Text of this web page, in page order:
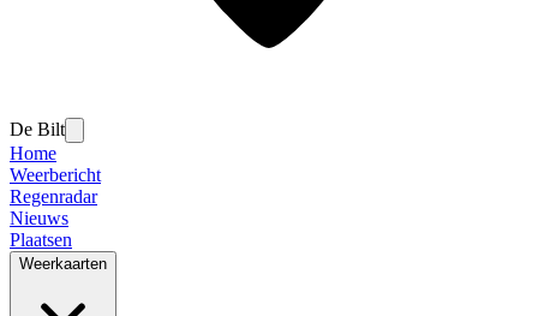
De Bilt
Home
Weerbericht
Regenradar
Nieuws
Plaatsen
Weerkaarten